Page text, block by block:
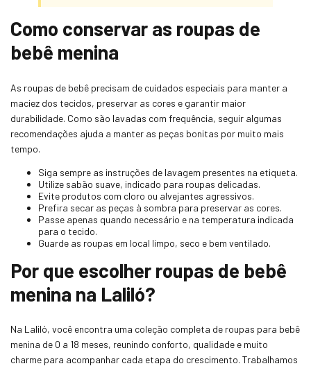
Como conservar as roupas de
bebê menina
As roupas de bebê precisam de cuidados especiais para manter a
maciez dos tecidos, preservar as cores e garantir maior
durabilidade. Como são lavadas com frequência, seguir algumas
recomendações ajuda a manter as peças bonitas por muito mais
tempo.
Siga sempre as instruções de lavagem presentes na etiqueta.
Utilize sabão suave, indicado para roupas delicadas.
Evite produtos com cloro ou alvejantes agressivos.
Prefira secar as peças à sombra para preservar as cores.
Passe apenas quando necessário e na temperatura indicada
para o tecido.
Guarde as roupas em local limpo, seco e bem ventilado.
Por que escolher roupas de bebê
menina na Laliló?
Na Laliló, você encontra uma coleção completa de roupas para bebê
menina de 0 a 18 meses, reunindo conforto, qualidade e muito
charme para acompanhar cada etapa do crescimento. Trabalhamos